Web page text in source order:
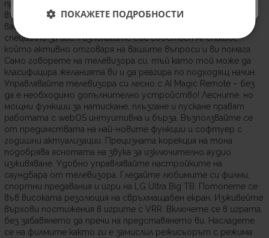
предпочитанията ви, като разглеждат 1,6 милиарда
възможности за изображения. Въз основа на избраните от
вас опции телевизорът създава персонализирана картина
специално за вас. Разполагате със собствен AI Chatbot,
който активно отговаря на вашите въпроси и ви помага.
Само говорете на телевизора си, тъй като той може да
класифицира желанията ви и да реагира по подходящ начин.
Управлявайте телевизора си лесно с AI Magic Remote – без
да е необходимо допълнително устройство! Лесните, но
мощни функции за натискане, плъзгане и пускане правят
работата с webOS интуитивна и бърза. Възползвайте се
от предимствата на най-новите функции и софтуер с
годишни актуализации. Прецизната корекция на тона
подобрява яснотата на звука за изключително аудио
изживяване. Удобно управлявайте настройките на
саундбара от телевизора. Гледайте любимите си филми,
спортни предавания и игри на LG Ultra Big ТВ. Потопете се
във високата резолюция на свръхмащабен екран. Изживейте
върхови постижения в игрите с VRR. Включете се в играта,
без забавянето да пречи на представянето ви. Насладете
се на филмите както ги е замислил режисьорът с режима
ПОКАЖЕТЕ ПОДРОБНОСТИ